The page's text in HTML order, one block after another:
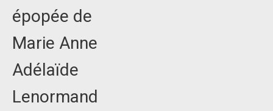
épopée de
Marie Anne
Adélaïde
Lenormand